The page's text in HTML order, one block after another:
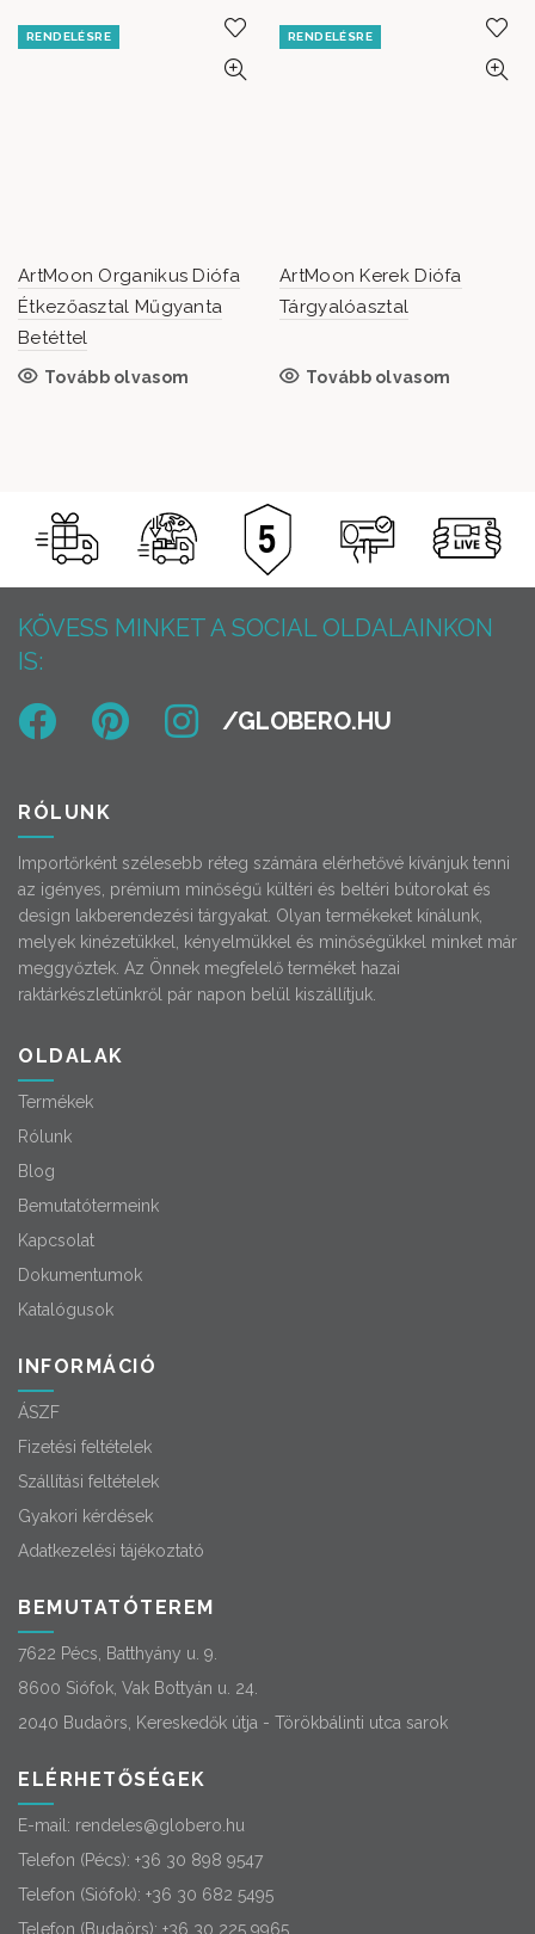
RENDELÉSRE
ArtMoon Organikus Diófa
Étkezőasztal Műgyanta
Betéttel
Tovább olvasom
RENDELÉSRE
ArtMoon Kerek Diófa
Tárgyalóasztal
Tovább olvasom
KÖVESS MINKET A SOCIAL OLDALAINKON
IS:
RÓLUNK
Importőrként szélesebb réteg számára elérhetővé kívánjuk tenni
az igényes, prémium minőségű kültéri és beltéri bútorokat és
design lakberendezési tárgyakat. Olyan termékeket kínálunk,
melyek kinézetükkel, kényelmükkel és minőségükkel minket már
meggyőztek. Az Önnek megfelelő terméket hazai
raktárkészletünkről pár napon belül kiszállítjuk.
OLDALAK
Termékek
Rólunk
Blog
Bemutatótermeink
Kapcsolat
Dokumentumok
Katalógusok
INFORMÁCIÓ
ÁSZF
Fizetési feltételek
Szállítási feltételek
Gyakori kérdések
Adatkezelési tájékoztató
BEMUTATÓTEREM
7622 Pécs, Batthyány u. 9.
8600 Siófok, Vak Bottyán u. 24.
2040 Budaörs, Kereskedők útja - Törökbálinti utca sarok
ELÉRHETŐSÉGEK
E-mail: rendeles@globero.hu
Telefon (Pécs): +36 30 898 9547
Telefon (Siófok): +36 30 682 5495
Telefon (Budaörs): +36 30 225 9965